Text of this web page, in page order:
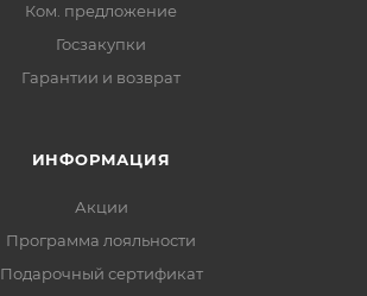
Ком. предложение
Госзакупки
Гарантии и возврат
ИНФОРМАЦИЯ
Акции
Программа лояльности
Подарочный сертификат